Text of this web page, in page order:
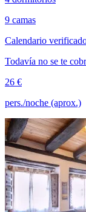
9 camas
Calendario
Todavía no se te
26 €
pers./noche (aprox.)